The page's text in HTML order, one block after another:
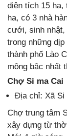
diện tích 15 ha,
ha, có 3 nhà
cưới, sinh nhật,
trong những
thành phố Lào
mộng bậc nhất
Chợ Si ma Cai
Địa chỉ: Xã Si
Chợ trung tâm
xây dựng từ